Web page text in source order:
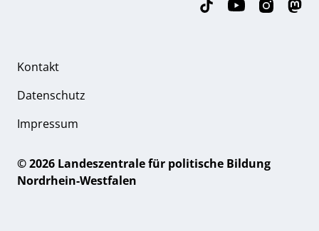
Kontakt
Datenschutz
Impressum
© 2026 Landeszentrale für politische Bildung
Nordrhein-Westfalen